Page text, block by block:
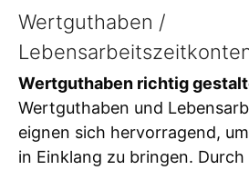
Wertguthaben /
Wertguthaben richtig
Wertguthaben und
eignen sich hervorragend,
in Einklang zu bringen.